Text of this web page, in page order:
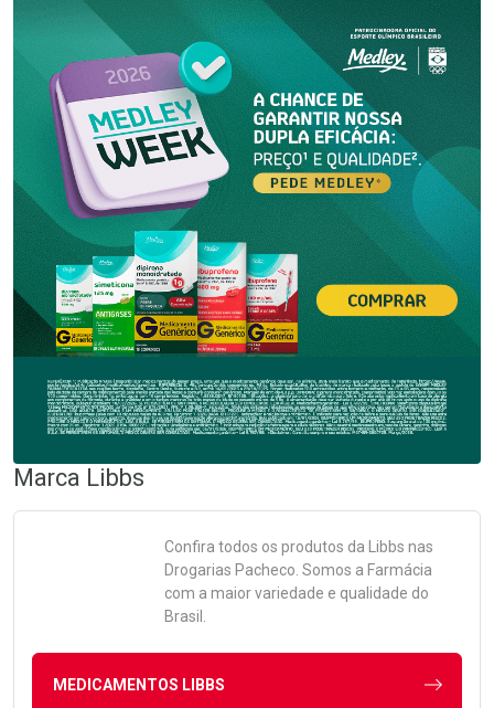
Marca Libbs
Confira todos os produtos da Libbs nas
Drogarias Pacheco. Somos a Farmácia
com a maior variedade e qualidade do
Brasil.
MEDICAMENTOS LIBBS